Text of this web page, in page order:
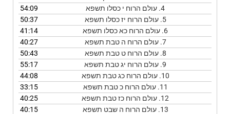
4. עולם הרוח י כסלו תשפא
54:09
5. עולם הרוח יז כסלו תשפא
50:37
6. עולם הרוח כא כסלו תשפא
41:14
7. עולם הרוח ה טבת תשפא
40:27
8. עולם הרוח ט טבת תשפא
50:43
9. עולם הרוח יג טבת תשפא
55:17
10. עולם הרוח כג טבת תשפא
44:08
11. עולם הרוח כ טבת תשפא
33:15
12. עולם הרוח כז טבת תשפא
40:25
13. עולם הרוח ה שבט תשפא
40:15